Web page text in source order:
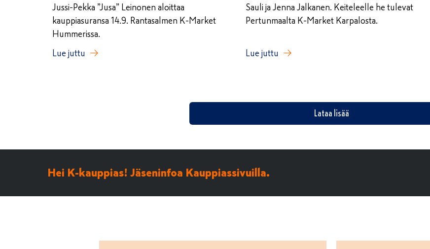
Jussi-Pekka ”Jusa” Leinonen aloittaa
kauppiasuransa 14.9. Rantasalmen K-Market
Hummerissa.
Lue juttu
Sauli ja Jenna Jalkanen. Keiteleelle he tulevat
Pertunmaalta K-Market Karpalosta.
Lue juttu
Lataa lisää
Hei K-kauppias! Jäseninfoa Kauppiassivuilla.